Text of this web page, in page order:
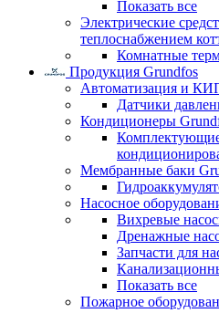
Показать все
Электрические
теплоснабжением
Комнатные
Продукция Grundfos
Автоматизация и
Датчики
Кондиционеры
Мембранные баки
Насосное
Вихревые
Дренажные
Запчасти для
Показать все
Пожарное